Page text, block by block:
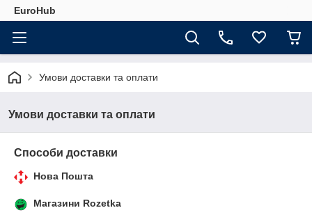
EuroHub
Умови доставки та оплати
Умови доставки та оплати
Способи доставки
Нова Пошта
Магазини Rozetka